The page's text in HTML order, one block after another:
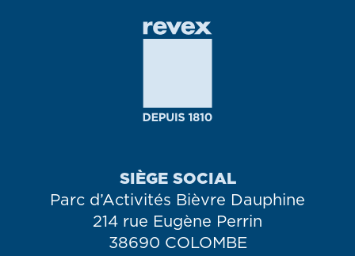
SIÈGE SOCIAL
Parc d’Activités Bièvre Dauphine
214 rue Eugène Perrin
38690 COLOMBE